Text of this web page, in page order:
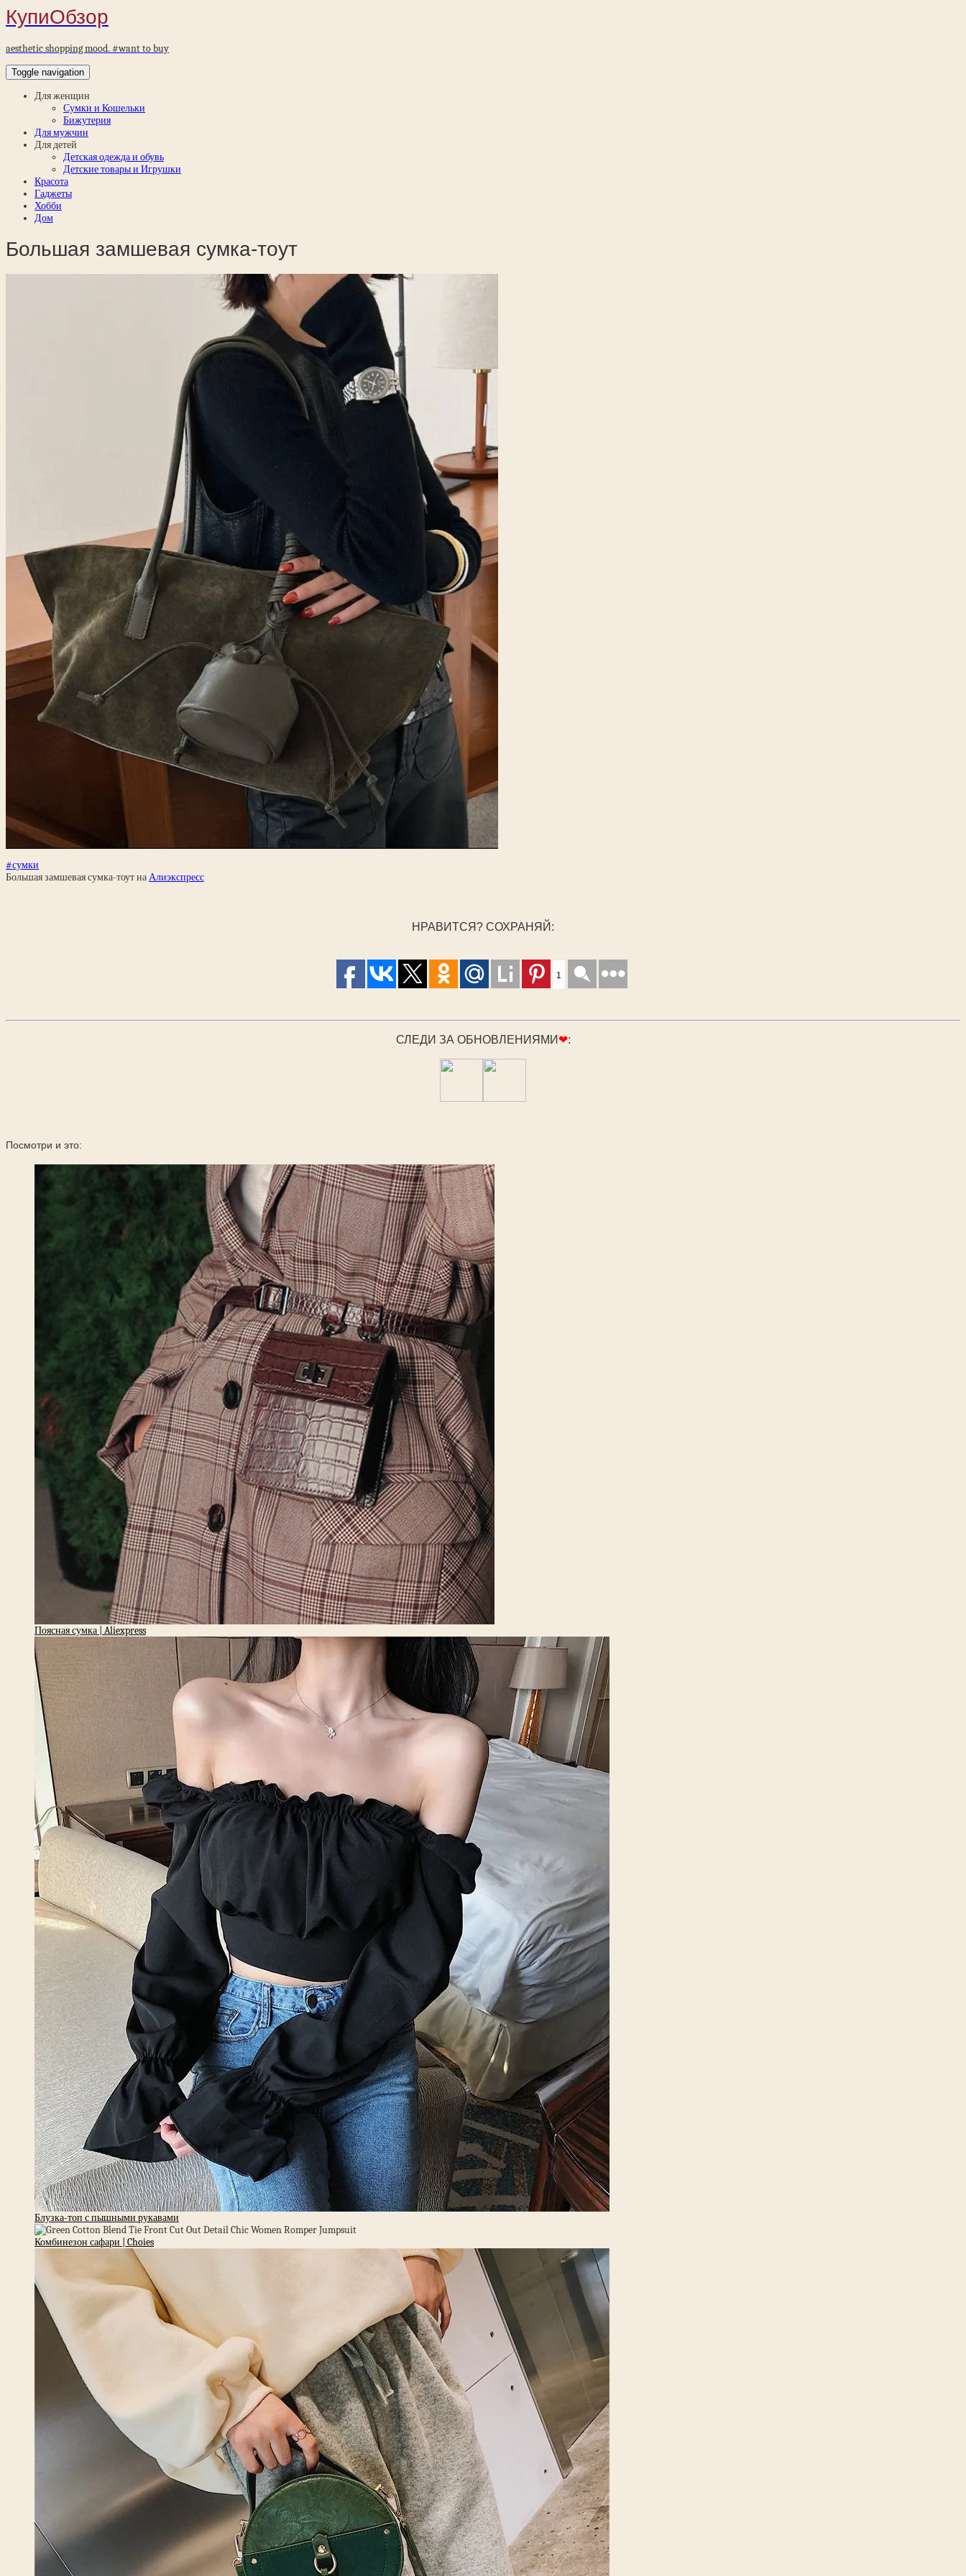
КупиОбзор
aesthetic shopping mood. #want to buy
Toggle navigation
Для женщин
Сумки и Кошельки
Бижутерия
Для мужчин
Для детей
Детская одежда и обувь
Детские товары и Игрушки
Красота
Гаджеты
Хобби
Дом
Большая замшевая сумка-тоут
#сумки
Большая замшевая сумка-тоут наАлиэкспресс
НРАВИТСЯ? СОХРАНЯЙ:
1
СЛЕДИ ЗА ОБНОВЛЕНИЯМИ ❤:
Посмотри и это:
Поясная сумка | Aliexpress
Блузка-топ с пышными рукавами
Комбинезон сафари | Choies